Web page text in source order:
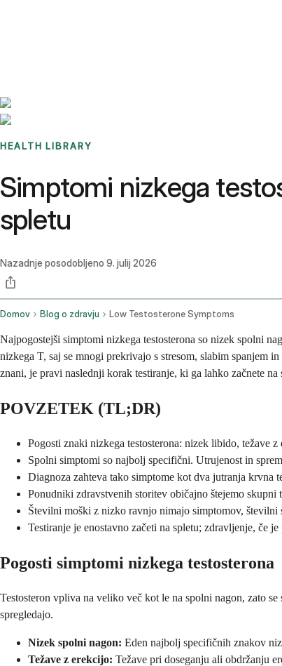
HEALTH LIBRARY
Simptomi nizkega
spletu
Nazadnje posodobljeno 9. julij 2026
Domov Blog o zdravju Low Testosterone Symptoms
Najpogostejši simptomi nizkega testosterona so nizek spolni
nizkega T, saj se mnogi prekrivajo s stresom, slabim spanjem
znani, je pravi naslednji korak testiranje, ki ga lahko začnete na
POVZETEK (TL;DR)
Pogosti znaki nizkega testosterona: nizek libido, težave
Spolni simptomi so najbolj specifični. Utrujenost in
Diagnoza zahteva tako simptome kot dva jutranja krvna
Ponudniki zdravstvenih storitev običajno štejemo skupni
Številni moški z nizko ravnjo nimajo simptomov, številni
Testiranje je enostavno začeti na spletu; zdravljenje, če
Pogosti simptomi nizkega testosterona
Testosteron vpliva na veliko več kot le na spolni nagon, zato
spregledajo.
Nizek spolni nagon: Eden najbolj specifičnih znakov
Težave z erekcijo: Težave pri doseganju ali obdržanju